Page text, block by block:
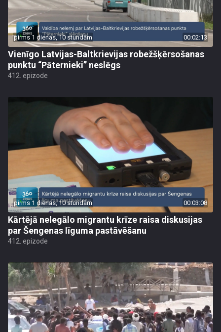
pirms 1 dienas, 10 stundām 00:02:13
Vienīgo Latvijas-Baltkrievijas robežšķērsošanas
punktu “Pāternieki” neslēgs
412. epizode
pirms 1 dienas, 10 stundām 00:03:08
Kārtējā nelegālo migrantu krīze raisa diskusijas
par Šengenas līguma pastāvēšanu
412. epizode